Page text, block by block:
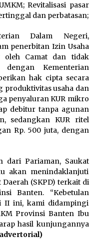
Wawan Fauzi: Peran
Besar
Revitalisasi pasar
dan perbatasan;
Dalam Negeri,
penerbitan Izin Usaha
Camat dan tidak
dengan Kementerian
hak cipta secara
produktivitas usaha dan
penyaluran KUR mikro
debitur tanpa agunan
sedangkan KUR ritel
Rp. 500 juta, dengan
dari Pariaman, Saukat
akan menindaklanjuti
(SKPD) terkait di
Banten. “Kebetulan
II ini, kami didampingi
Provinsi Banten Ibu
hasil kunjungannya